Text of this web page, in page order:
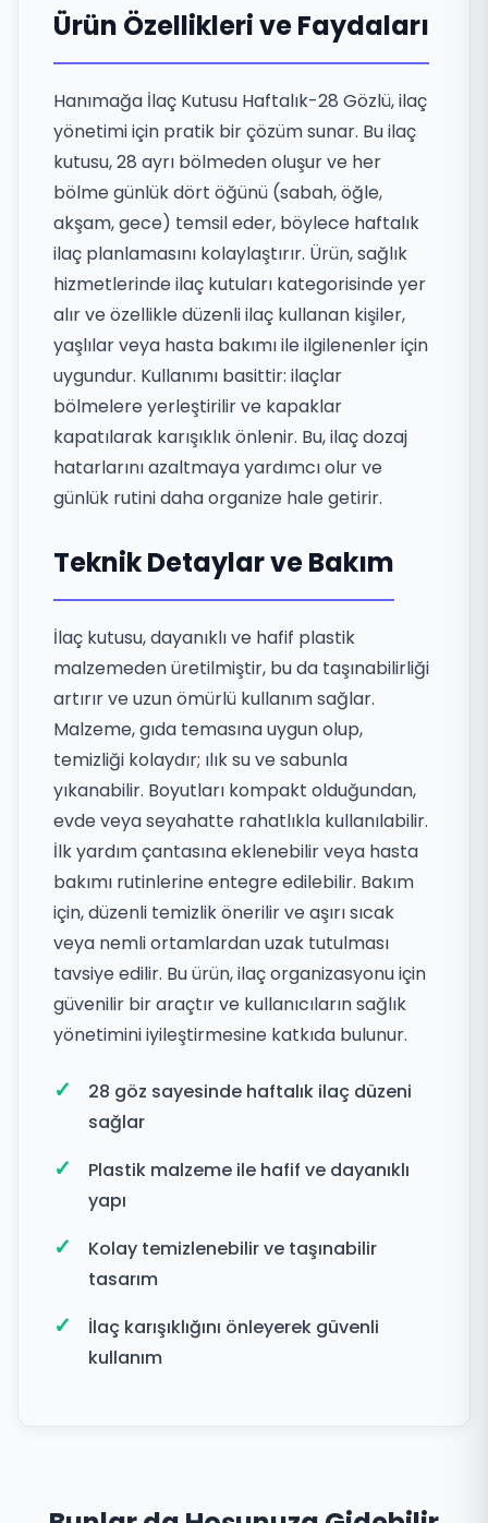
Ürün Özellikleri ve Faydaları
Hanımağa İlaç Kutusu Haftalık-28 Gözlü, ilaç
yönetimi için pratik bir çözüm sunar. Bu ilaç
kutusu, 28 ayrı bölmeden oluşur ve her
bölme günlük dört öğünü (sabah, öğle,
akşam, gece) temsil eder, böylece haftalık
ilaç planlamasını kolaylaştırır. Ürün, sağlık
hizmetlerinde ilaç kutuları kategorisinde yer
alır ve özellikle düzenli ilaç kullanan kişiler,
yaşlılar veya hasta bakımı ile ilgilenenler için
uygundur. Kullanımı basittir: ilaçlar
bölmelere yerleştirilir ve kapaklar
kapatılarak karışıklık önlenir. Bu, ilaç dozaj
hatarlarını azaltmaya yardımcı olur ve
günlük rutini daha organize hale getirir.
Teknik Detaylar ve Bakım
İlaç kutusu, dayanıklı ve hafif plastik
malzemeden üretilmiştir, bu da taşınabilirliği
artırır ve uzun ömürlü kullanım sağlar.
Malzeme, gıda temasına uygun olup,
temizliği kolaydır; ılık su ve sabunla
yıkanabilir. Boyutları kompakt olduğundan,
evde veya seyahatte rahatlıkla kullanılabilir.
İlk yardım çantasına eklenebilir veya hasta
bakımı rutinlerine entegre edilebilir. Bakım
için, düzenli temizlik önerilir ve aşırı sıcak
veya nemli ortamlardan uzak tutulması
tavsiye edilir. Bu ürün, ilaç organizasyonu için
güvenilir bir araçtır ve kullanıcıların sağlık
yönetimini iyileştirmesine katkıda bulunur.
28 göz sayesinde haftalık ilaç düzeni
sağlar
Plastik malzeme ile hafif ve dayanıklı
yapı
Kolay temizlenebilir ve taşınabilir
tasarım
İlaç karışıklığını önleyerek güvenli
kullanım